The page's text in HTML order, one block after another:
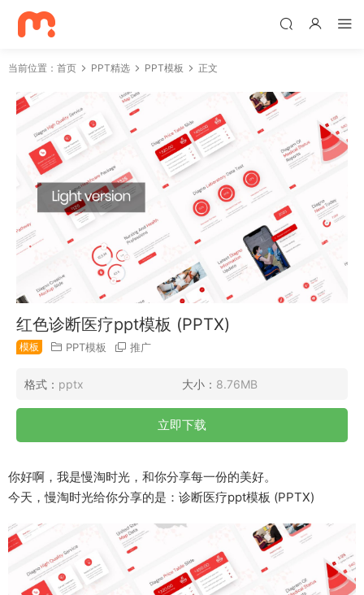
当前位置： 首页 PPT精选 PPT模板 正文
红色诊断医疗ppt模板 (PPTX)
模板 PPT模板 推广
格式： pptx 大小： 8.76MB
立即下载
你好啊，我是慢淘时光，和你分享每一份的美好。
今天，慢淘时光给你分享的是：诊断医疗ppt模板 (PPTX)